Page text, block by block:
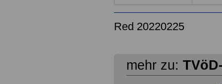
Red 20220225
mehr zu: